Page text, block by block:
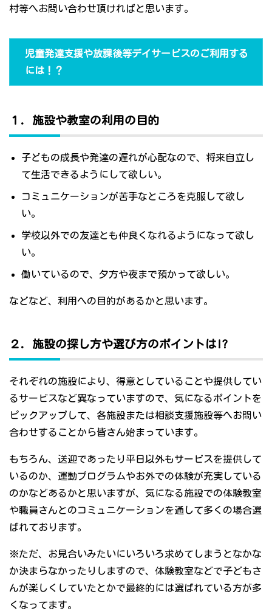
村等へお問い合わせ頂ければと思います。
児童発達支援や放課後等デイサービスのご利用する
には！？
１．施設や教室の利用の目的
子どもの成長や発達の遅れが心配なので、将来自立し
て生活できるようにして欲しい。
コミュニケーションが苦手なところを克服して欲し
い。
学校以外での友達とも仲良くなれるようになって欲し
い。
働いているので、夕方や夜まで預かって欲しい。
などなど、利用への目的があるかと思います。
２．施設の探し方や選び方のポイントは!?
それぞれの施設により、得意としていることや提供してい
るサービスなど異なっていますので、気になるポイントを
ピックアップして、各施設または相談支援施設等へお問い
合わせすることから皆さん始まっています。
もちろん、送迎であったり平日以外もサービスを提供して
いるのか、運動プログラムやお外での体験が充実している
のかなどあるかと思いますが、気になる施設での体験教室
や職員さんとのコミュニケーションを通して多くの場合選
ばれております。
※ただ、お見合いみたいにいろいろ求めてしまうとなかな
か決まらなかったりしますので、体験教室などで子どもさ
んが楽しくしていたとかで最終的には選ばれている方が多
くなってます。